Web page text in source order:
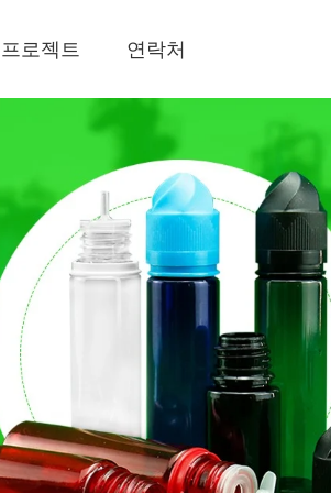
프로젝트 연락처